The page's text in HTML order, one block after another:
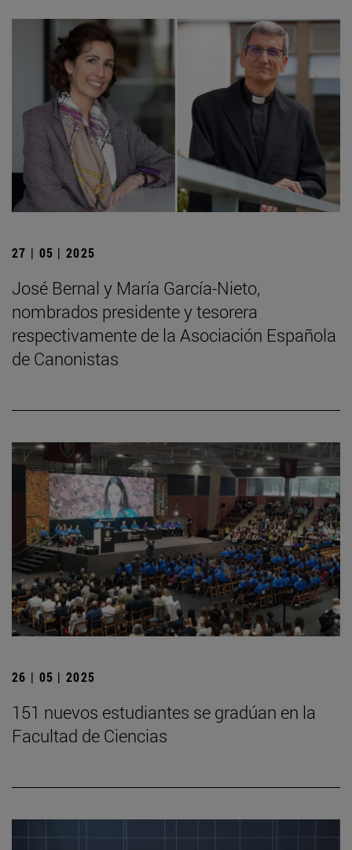
27 | 05 | 2025
José Bernal y María García-Nieto,
nombrados presidente y tesorera
respectivamente de la Asociación Española
de Canonistas
26 | 05 | 2025
151 nuevos estudiantes se gradúan en la
Facultad de Ciencias